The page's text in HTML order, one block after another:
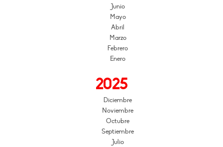
Junio
Mayo
Abril
Marzo
Febrero
Enero
2025
Diciembre
Noviembre
Octubre
Septiembre
Julio